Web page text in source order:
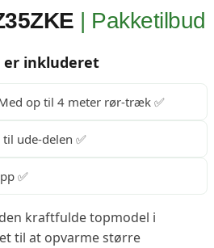
| Pakketilbud
er inkluderet
op til 4 meter rør-træk ✅
ude-delen ✅
✅
kraftfulde topmodel i
til at opvarme større